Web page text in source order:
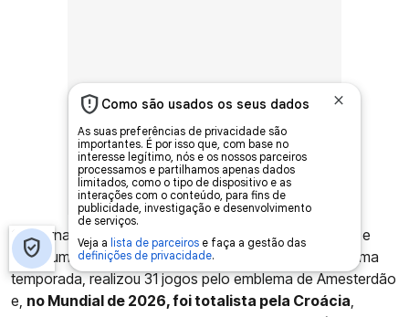
O internacional croata, de 26 anos, representa o Ajax e
soma uma vasta experiência ao mais alto nível. Na última
temporada, realizou 31 jogos pelo emblema de Amesterdão
e, no Mundial de 2026, foi totalista pela Croácia